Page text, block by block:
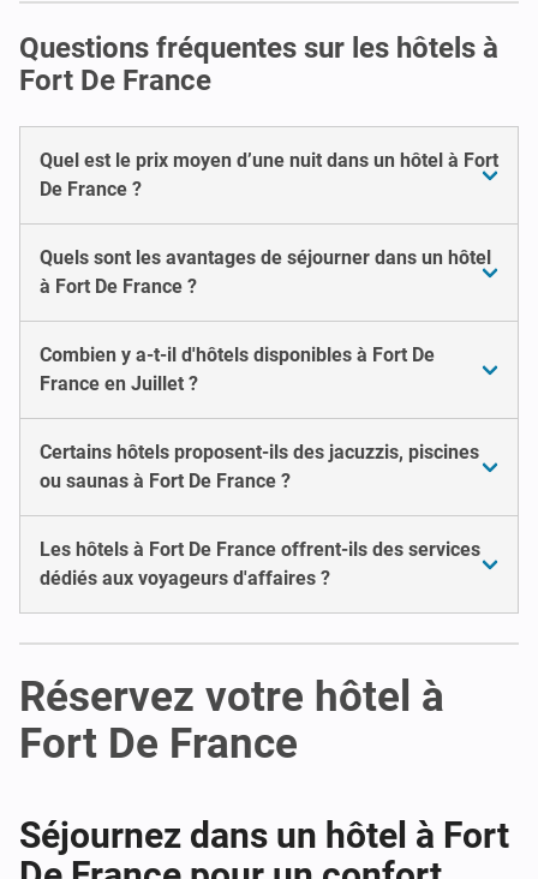
Questions fréquentes sur les hôtels à
Fort De France
Quel est le prix moyen d’une nuit dans un hôtel à Fort
De France ?
Quels sont les avantages de séjourner dans un hôtel
à Fort De France ?
Combien y a-t-il d'hôtels disponibles à Fort De
France en Juillet ?
Certains hôtels proposent-ils des jacuzzis, piscines
ou saunas à Fort De France ?
Les hôtels à Fort De France offrent-ils des services
dédiés aux voyageurs d'affaires ?
Réservez votre hôtel à
Fort De France
Séjournez dans un hôtel à Fort